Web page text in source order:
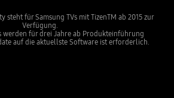
steht für Samsung TVs mit TizenTM ab 2015 zur
Verfügung.
werden für drei Jahre ab Produkteinführung
auf die aktuellste Software ist erforderlich.